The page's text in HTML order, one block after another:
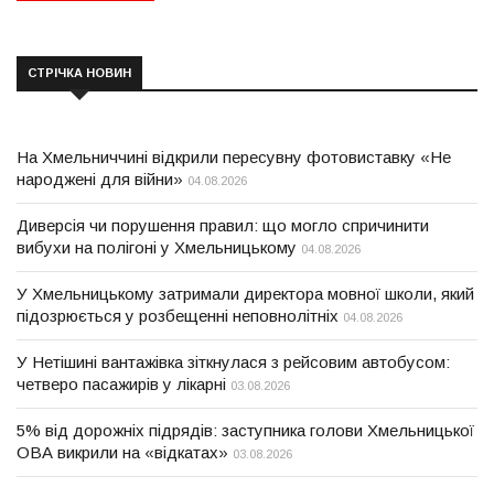
СТРІЧКА НОВИН
На Хмельниччині відкрили пересувну фотовиставку «Не
народжені для війни» 04.08.2026
Диверсія чи порушення правил: що могло спричинити
вибухи на полігоні у Хмельницькому 04.08.2026
У Хмельницькому затримали директора мовної школи, який
підозрюється у розбещенні неповнолітніх 04.08.2026
У Нетішині вантажівка зіткнулася з рейсовим автобусом:
четверо пасажирів у лікарні 03.08.2026
5% від дорожніх підрядів: заступника голови Хмельницької
ОВА викрили на «відкатах» 03.08.2026